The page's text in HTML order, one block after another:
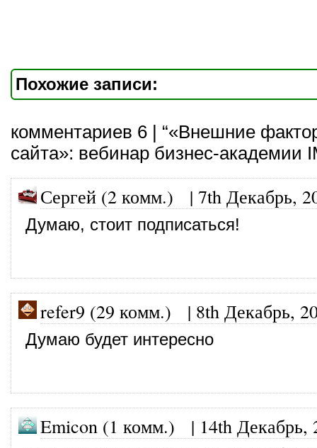
Похожие записи:
комментариев 6 | “«Внешние
сайта»: вебинар бизнес-академии
Сергей (2 комм.) | 7th Декабрь,
Думаю, стоит подписаться!
refer9 (29 комм.) | 8th Декабрь,
Думаю будет интересно
Emicon (1 комм.) | 14th Декабрь,